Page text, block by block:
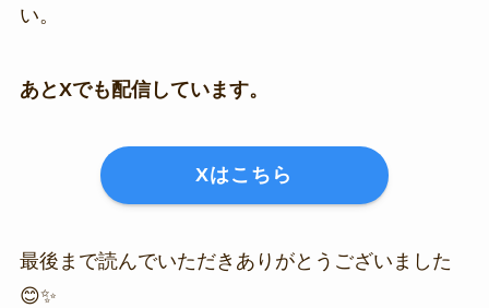
い。
あとXでも配信しています。
Xはこちら
最後まで読んでいただきありがとうございました
😊✨